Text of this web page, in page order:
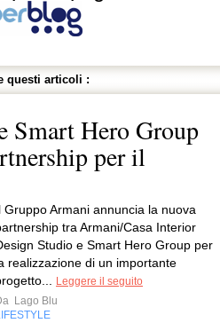
questi articoli :
Smart Hero Group
per il
Gruppo Armani annuncia la nuova
tra Armani/Casa Interior
Studio e Smart Hero Group per
realizzazione di un importante
Leggere il seguito
Lago Blu